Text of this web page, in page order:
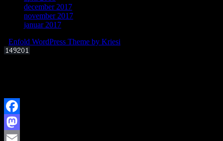
december 2017
november 2017
januar 2017
Enfold WordPress Theme by Kriesi
Facebook
Mastodon